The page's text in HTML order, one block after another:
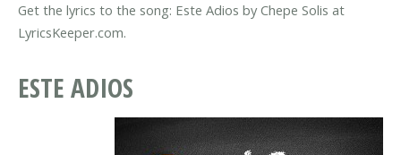
Get the lyrics to the song: Este Adios by Chepe Solis at
LyricsKeeper.com.
ESTE ADIOS